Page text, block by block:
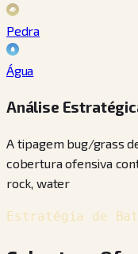
Pedra
Água
Análise
A tipagem bug/grass
cobertura ofensiva
rock, water
Estratégia de